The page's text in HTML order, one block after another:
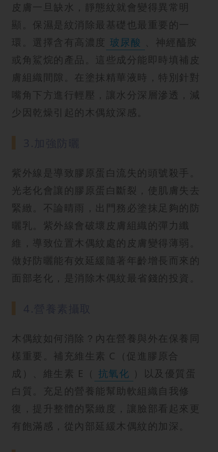
皮膚一旦缺水，靜態紋就會變得異常明
顯。保濕是紋消除最基礎也最重要的一
環。選擇含有高濃度 玻尿酸 、神經醯胺
或角鯊烷的產品。這些成分能即時填補皮
膚組織間隙。在塗抹精華液時，特別針對
嘴角下方進行輕壓，讓水分深層滲透，減
少因乾燥引起的木偶紋深感。
紫外線是導致膠原蛋白流失的頭號殺手。
光老化會讓的膠原蛋白斷裂，使肌膚失去
緊緻。不論晴雨，出門務必塗抹足夠的防
曬乳。紫外線會破壞皮膚組織的彈力纖
維，導致位置木偶紋處的皮膚變得薄弱。
做好防曬能有效延緩隨著年齡增長而來的
面部老化，是消除木偶紋最省錢的投資。
木偶紋如何消除？內在營養與外在保養同
樣重要。補充維生素 C（促進膠原合
成）、維生素 E（ 抗氧化 ）以及優質蛋
白質。充足的營養能幫助軟組織自我修
復，提升整體的緊緻度，讓臉部看起來更
有飽滿感，從內部延緩木偶紋的加深。